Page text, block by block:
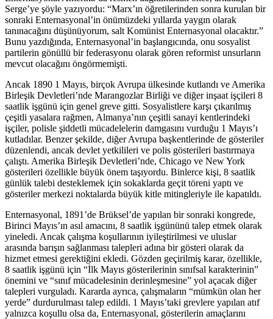
Serge’ye şöyle yazıyordu: “Marx’ın öğretilerinden sonra kurulan bir
sonraki Enternasyonal’in önümüzdeki yıllarda yaygın olarak
tanınacağını düşünüyorum, salt Komünist Enternasyonal olacaktır.”
Bunu yazdığında, Enternasyonal’in başlangıcında, onu sosyalist
partilerin gönüllü bir federasyonu olarak gören reformist unsurların
mevcut olacağını öngörmemişti.
Ancak 1890 1 Mayıs, birçok Avrupa ülkesinde kutlandı ve Amerika
Birleşik Devletleri’nde Marangozlar Birliği ve diğer inşaat işçileri 8
saatlik işgünü için genel greve gitti. Sosyalistlere karşı çıkarılmış
çeşitli yasalara rağmen, Almanya’nın çeşitli sanayi kentlerindeki
işçiler, polisle şiddetli mücadelelerin damgasını vurduğu 1 Mayıs’ı
kutladılar. Benzer şekilde, diğer Avrupa başkentlerinde de gösteriler
düzenlendi, ancak devlet yetkilileri ve polis gösterileri bastırmaya
çalıştı. Amerika Birleşik Devletleri’nde, Chicago ve New York
gösterileri özellikle büyük önem taşıyordu. Binlerce kişi, 8 saatlik
günlük talebi desteklemek için sokaklarda geçit töreni yaptı ve
gösteriler merkezi noktalarda büyük kitle mitingleriyle ile kapatıldı.
Enternasyonal, 1891’de Brüksel’de yapılan bir sonraki kongrede,
Birinci Mayıs’ın asıl amacını, 8 saatlik işgününü talep etmek olarak
yineledi. Ancak çalışma koşullarının iyileştirilmesi ve uluslar
arasında barışın sağlanması talepleri adına bir gösteri olarak da
hizmet etmesi gerektiğini ekledi. Gözden geçirilmiş karar, özellikle,
8 saatlik işgünü için “İlk Mayıs gösterilerinin sınıfsal karakterinin”
önemini ve “sınıf mücadelesinin derinleşmesine” yol açacak diğer
talepleri vurguladı. Kararda ayrıca, çalışmaların “mümkün olan her
yerde” durdurulması talep edildi. 1 Mayıs’taki grevlere yapılan atıf
yalnızca koşullu olsa da, Enternasyonal, gösterilerin amaçlarını